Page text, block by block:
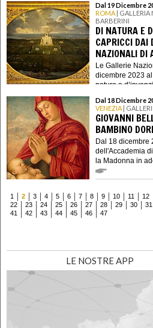
Dal 19 Dicembre
ROMA | GALLERIA
BARBERINI
DI NATURA E
CAPRICCI DAI
NAZIONALI DI
Le Gallerie
dicembre 2023
natura e
Dal 18 Dicembre
VENEZIA |
GIOVANNI
BAMBINO
Dal 18 dicembre
dell'Accademia
la Madonna in
1 2 3 4 5 6 7 8 9 10 11 12
22
23 24 25 26 27 28 29 30 31
41
42 43 44 45 46
47
LE NOSTRE APP